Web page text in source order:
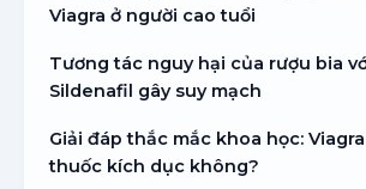
Viagra ở người cao tuổi
Tương tác nguy hại của rượu bia
Sildenafil gây suy mạch
Giải đáp thắc mắc khoa học:
thuốc kích dục không?